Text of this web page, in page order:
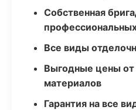
Собственная
Все виды
Выгодные цены от
материалов
Гарантия на все